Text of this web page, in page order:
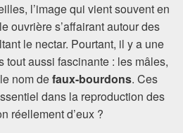
l’image qui vient souvent en
ouvrière s’affairant autour des
le nectar. Pourtant, il y a une
tout aussi fascinante : les mâles,
nom defaux-bourdons. Ces
dans la reproduction des
réellement d’eux ?